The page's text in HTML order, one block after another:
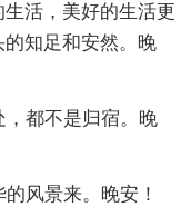
活，美好的生活更
知足和安然。晚
，都不是归宿。晚
风景来。晚安！